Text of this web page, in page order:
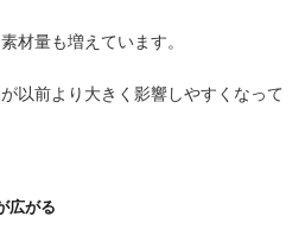
材量も増えています。
以前より大きく影響しやすくなって
広がる